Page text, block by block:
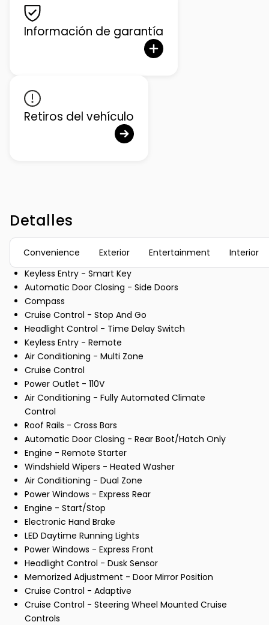
Información de garantía
Retiros del vehículo
Detalles
Convenience Exterior Entertainment
Interior
Keyless Entry - Smart Key
Automatic Door Closing - Side Doors
Compass
Cruise Control - Stop And Go
Headlight Control - Time Delay Switch
Keyless Entry - Remote
Air Conditioning - Multi Zone
Cruise Control
Power Outlet - 110V
Air Conditioning - Fully Automated Climate
Control
Roof Rails - Cross Bars
Automatic Door Closing - Rear Boot/Hatch Only
Engine - Remote Starter
Windshield Wipers - Heated Washer
Air Conditioning - Dual Zone
Power Windows - Express Rear
Engine - Start/Stop
Electronic Hand Brake
LED Daytime Running Lights
Power Windows - Express Front
Headlight Control - Dusk Sensor
Memorized Adjustment - Door Mirror Position
Cruise Control - Adaptive
Cruise Control - Steering Wheel Mounted Cruise
Controls